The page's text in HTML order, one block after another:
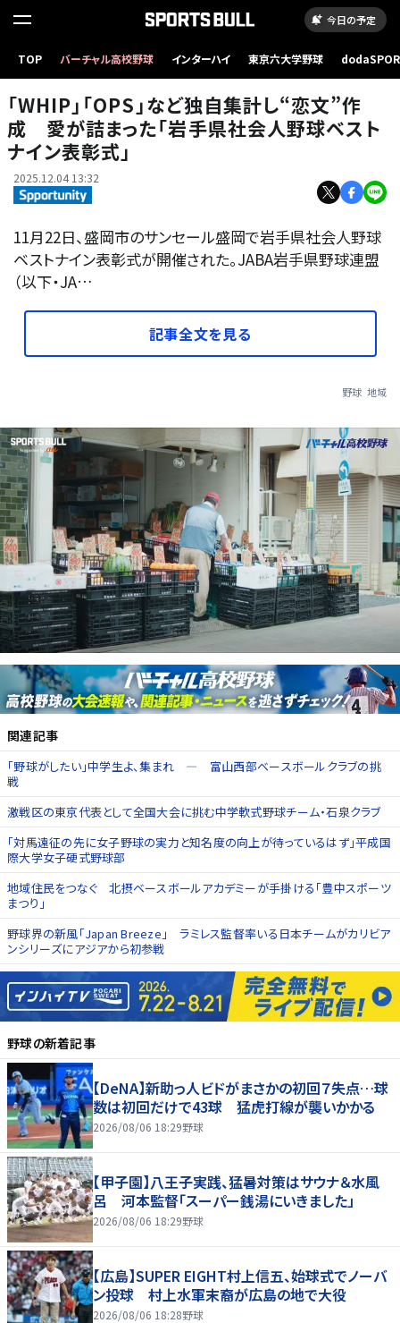
今日の予定
TOP バーチャル高校野球 インターハイ 東京六大学野球
「WHIP」「OPS」など独自集計し“恋文”作
成 愛が詰まった「岩手県社会人野球ベスト
ナイン表彰式」
2025.12.04 13:32
11月22日、盛岡市のサンセール盛岡で岩手県社会人野球
ベストナイン表彰式が開催された。JABA岩手県野球連盟
（以下・JA…
記事全文を見る
野球 地域
関連記事
「野球がしたい」中学生よ、集まれ ― 富山西部ベースボールクラブの挑
戦
激戦区の東京代表として全国大会に挑む中学軟式野球チーム・石泉クラブ
「対馬遠征の先に女子野球の実力と知名度の向上が待っているはず」平成国
際大学女子硬式野球部
地域住民をつなぐ 北摂ベースボールアカデミーが手掛ける「豊中スポーツ
まつり」
野球界の新風「Japan Breeze」 ラミレス監督率いる日本チームがカリビア
ンシリーズにアジアから初参戦
野球の新着記事
【DeNA】新助っ人ビドがまさかの初回７失点…球
数は初回だけで43球 猛虎打線が襲いかかる
2026/08/06 18:29野球
【甲子園】八王子実践、猛暑対策はサウナ＆水風
呂 河本監督「スーパー銭湯にいきました」
2026/08/06 18:29野球
【広島】SUPER EIGHT村上信五、始球式でノーバ
ン投球 村上水軍末裔が広島の地で大役
2026/08/06 18:28野球